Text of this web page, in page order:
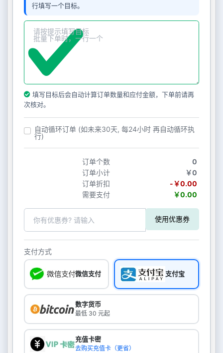
行填写一个目标。
填写目标后会自动计算订单数量和应付金额，下单前请再
次核对。
自动循环订单 (如未来30天, 每24小时 再自动循环执
行)
订单个数
0
订单小计
￥0
订单折扣
-￥0.00
需要支付
￥0.00
使用优惠券
支付方式
微信支付 支付宝
数字货币
最低 30 元起
充值卡密
去购买充值卡（更省）